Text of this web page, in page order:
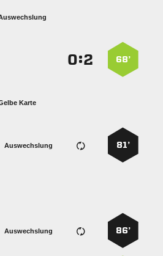
68’
:
Karte
81’
Auswechslung
86’
Auswechslung